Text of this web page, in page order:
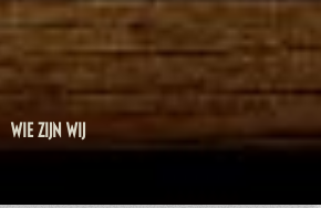
WIE ZIJN WIJ